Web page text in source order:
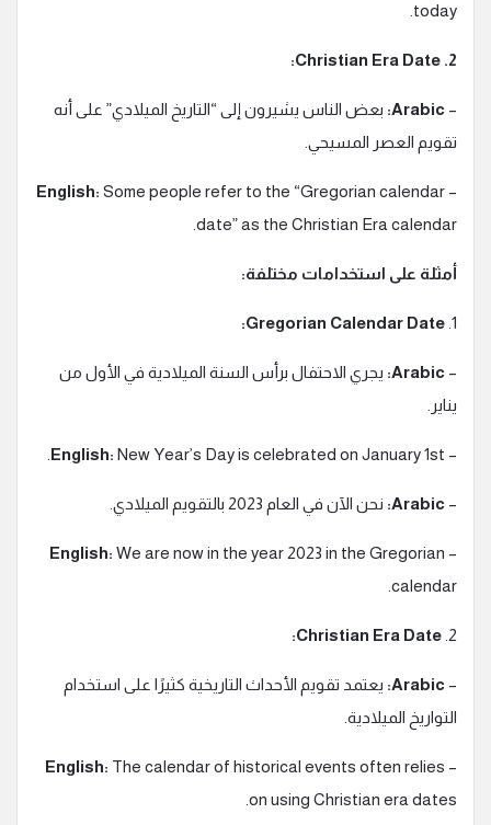
today.
2. Christian Era Date:
–
Arabic: بعض الناس يشيرون إلى “التاريخ الميلادي” على أنه
تقويم العصر المسيحي.
–
English: Some people refer to the “Gregorian calendar
date” as the Christian Era calendar.
أمثلة على استخدامات مختلفة:
1.
Gregorian Calendar Date:
–
Arabic: يجري الاحتفال برأس السنة الميلادية في الأول من
يناير.
–
English: New Year’s Day is celebrated on January 1st.
–
Arabic: نحن الآن في العام 2023 بالتقويم الميلادي.
–
English: We are now in the year 2023 in the Gregorian
calendar.
2.
Christian Era Date:
–
Arabic: يعتمد تقويم الأحداث التاريخية كثيرًا على استخدام
التواريخ الميلادية.
–
English: The calendar of historical events often relies
on using Christian era dates.